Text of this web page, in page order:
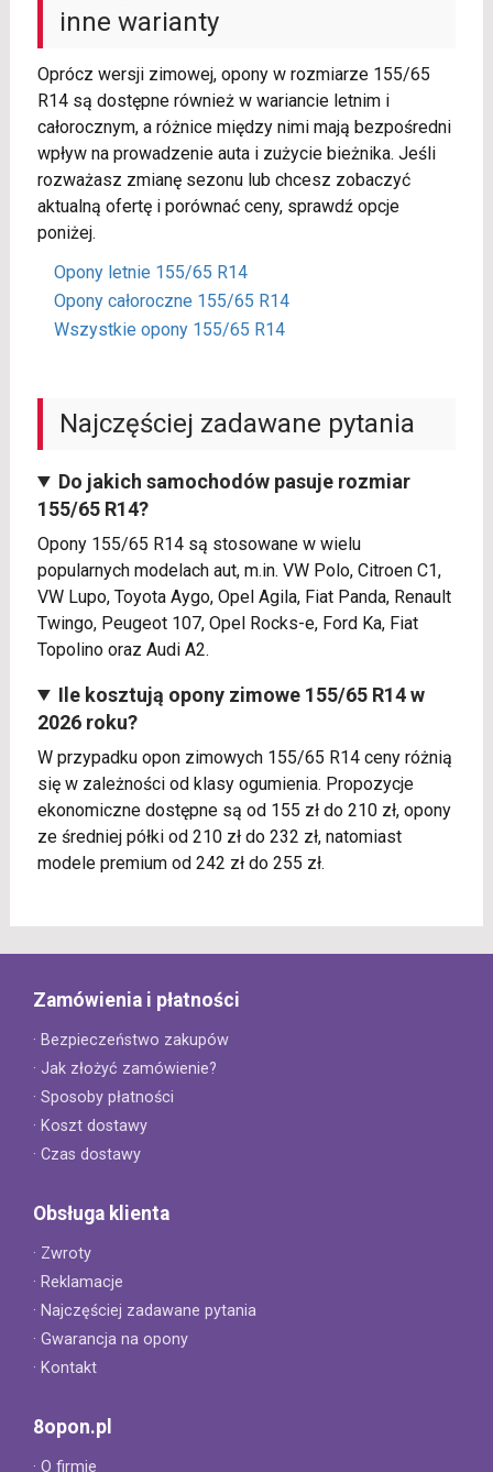
inne warianty
Oprócz wersji zimowej, opony w rozmiarze 155/65
R14 są dostępne również w wariancie letnim i
całorocznym, a różnice między nimi mają bezpośredni
wpływ na prowadzenie auta i zużycie bieżnika. Jeśli
rozważasz zmianę sezonu lub chcesz zobaczyć
aktualną ofertę i porównać ceny, sprawdź opcje
poniżej.
Opony letnie 155/65 R14
Opony całoroczne 155/65 R14
Wszystkie opony 155/65 R14
Najczęściej zadawane pytania
Do jakich samochodów pasuje rozmiar
155/65 R14?
Opony 155/65 R14 są stosowane w wielu
popularnych modelach aut, m.in. VW Polo, Citroen C1,
VW Lupo, Toyota Aygo, Opel Agila, Fiat Panda, Renault
Twingo, Peugeot 107, Opel Rocks-e, Ford Ka, Fiat
Topolino oraz Audi A2.
Ile kosztują opony zimowe 155/65 R14 w
2026 roku?
W przypadku opon zimowych 155/65 R14 ceny różnią
się w zależności od klasy ogumienia. Propozycje
ekonomiczne dostępne są od 155 zł do 210 zł, opony
ze średniej półki od 210 zł do 232 zł, natomiast
modele premium od 242 zł do 255 zł.
Zamówienia i płatności
· Bezpieczeństwo zakupów
· Jak złożyć zamówienie?
· Sposoby płatności
· Koszt dostawy
· Czas dostawy
Obsługa klienta
· Zwroty
· Reklamacje
· Najczęściej zadawane pytania
· Gwarancja na opony
· Kontakt
8opon.pl
· O firmie